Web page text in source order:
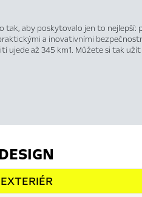
tak, aby poskytovalo jen to nejlepší:
a inovativními
ujede až 345 km1. Můžete si tak
EXTERIÉR